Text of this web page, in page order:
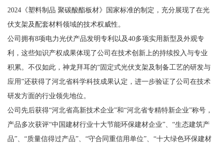
2024《塑料制品 聚碳酸酯板材》国家标准的制定，充分展现了在光
伏支架及配套材料领域的技术权威性。
公司拥有8项电力光伏产品发明专利以及40多项实用新型及外观专
利，这些知识产权成果体现了公司在技术创新上的持续投入与专业
积累。不仅如此，神龙拜耳的“固定式光伏支架及制备工艺的研发与
应用”还获得了河北省科学科技成果认定，进一步验证了公司在技术
研发方面的行业领先地位。
公司先后获得“河北省高新技术企业”和“河北省专精特新企业”称号，
产品多次获评“中国建材行业十大节能环保建材企业”、“生态建筑产
品”、“质量信得过产品”、“守合同重信用单位”、“十大绿色环保建材